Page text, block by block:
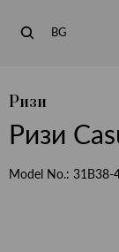
BG
Ризи
Ризи
Model No.: 31В38-